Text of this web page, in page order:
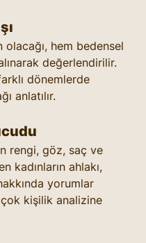
hem bedensel
değerlendirilir.
dönemlerde
anlatılır.
rengi, göz, saç ve
kadınların ahlakı,
yorumlar
kişilik analizine